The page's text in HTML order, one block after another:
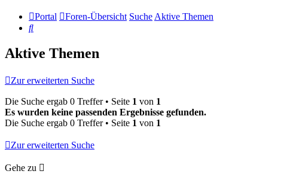
Portal Foren-Übersicht SucheAktive Themen
Suche
Aktive Themen
Zur erweiterten Suche
Die Suche ergab 0 Treffer • Seite 1 von 1
Es wurden keine passenden Ergebnisse gefunden.
Die Suche ergab 0 Treffer • Seite 1 von 1
Zur erweiterten Suche
Gehe zu